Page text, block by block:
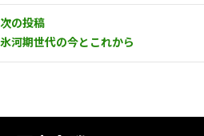
次の投稿
氷河期世代の今とこれから